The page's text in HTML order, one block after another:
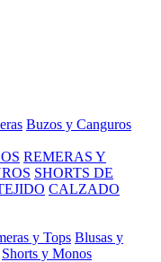
Buzos y Canguros
REMERAS Y
SHORTS DE
CALZADO
y Tops Blusas y
Shorts y Monos